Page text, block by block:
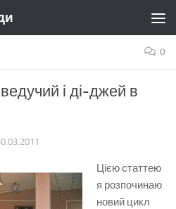
0
і ді-джей в
Цією статтею
я розпочинаю
новий цикл